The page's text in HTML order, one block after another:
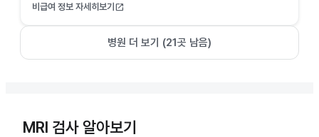
비급여 정보 자세히보기 open_in_new
병원 더 보기 (21곳 남음)
MRI 검사 알아보기